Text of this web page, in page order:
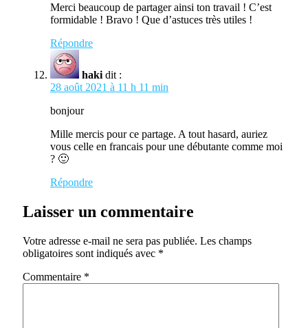
Merci beaucoup de partager ainsi ton travail ! C’est
formidable ! Bravo ! Que d’astuces très utiles !
Répondre
haki dit :
28 août 2021 à 11 h 11 min
bonjour
Mille mercis pour ce partage. A tout hasard, auriez
vous celle en francais pour une débutante comme moi
? 🙂
Répondre
Laisser un commentaire
Votre adresse e-mail ne sera pas publiée. Les champs
obligatoires sont indiqués avec *
Commentaire *